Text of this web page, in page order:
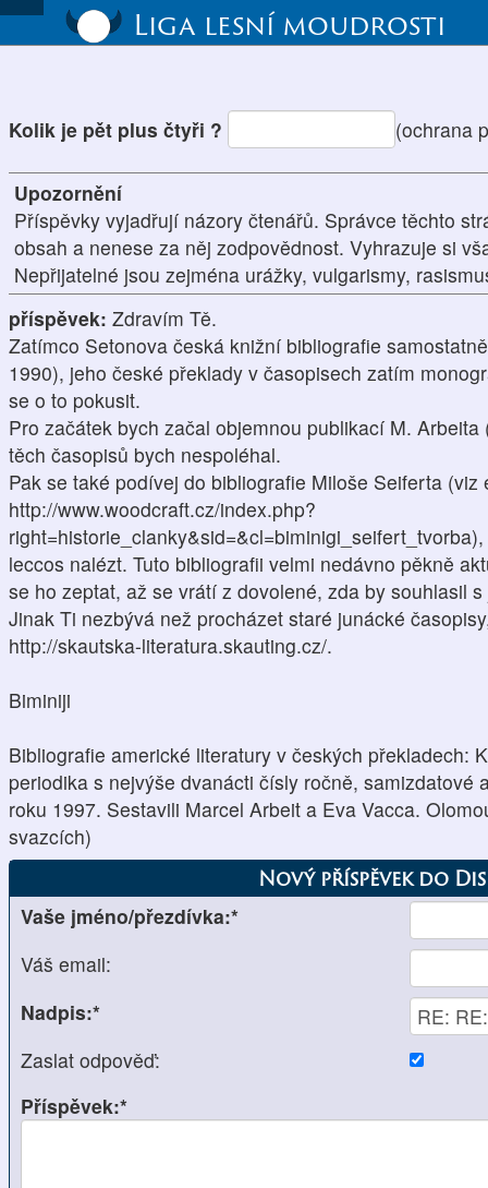
Liga lesní moudrosti
Kolik je pět plus čtyři ? (ochrana
Upozornění
Příspěvky vyjadřují názory čtenářů. Správce těchto
obsah a nenese za něj zodpovědnost. Vyhrazuje si
Nepřijatelné jsou zejména urážky, vulgarismy,
příspěvek: Zdravím Tě.
Zatímco Setonova česká knižní bibliografie
1990), jeho české překlady v časopisech zatím
se o to pokusit.
Pro začátek bych začal objemnou publikací M.
těch časopisů bych nespoléhal.
Pak se také podívej do bibliografie Miloše Seiferta (viz
http://www.woodcraft.cz/index.php?
leccos nalézt. Tuto bibliografii velmi nedávno pěkně
se ho zeptat, až se vrátí z dovolené, zda by souhlasil
Jinak Ti nezbývá než procházet staré junácké
http://skautska-literatura.skauting.cz/.
Biminiji
Bibliografie americké literatury v českých překladech:
periodika s nejvýše dvanácti čísly ročně, samizdatové
roku 1997. Sestavili Marcel Arbeit a Eva Vacca.
svazcích)
Nový příspěvek do
Vaše jméno/přezdívka:*
Váš email:
Nadpis:*
Zaslat odpověď:
Příspěvek:*